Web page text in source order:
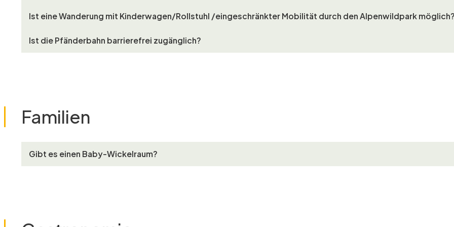
Ist eine Wanderung mit Kinderwagen/Rollstuhl /eingeschränkter Mobilität durch den Alpenwildpark
Ist die Pfänderbahn barrierefrei zugänglich?
Familien
Gibt es einen Baby-Wickelraum?